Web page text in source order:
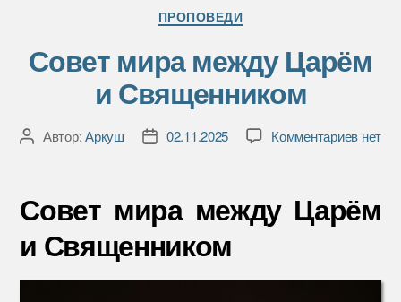
Рубрики
ПРОПОВЕДИ
Совет мира между Царём
и Священником
АвторАвтор:Аркуш
Дата02.11.2025 Комментариевк
между
нет
Совет мира между Царём
и Священником